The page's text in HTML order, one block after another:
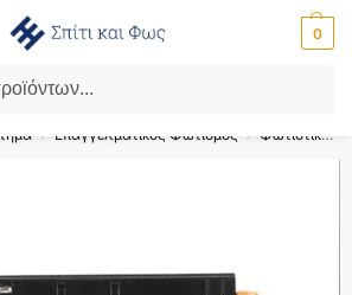
0
Έκπτωση με τον κωδικό ‘SPRING’!
/ Επαγγελματικός Φωτισμός / Φωτιστικά Ράγας